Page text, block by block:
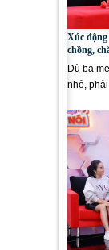
Xúc
chồng,
Dù ba
nhỏ,